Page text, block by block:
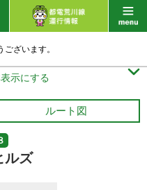
ざいます。
示にする 
ルート図
ルズ